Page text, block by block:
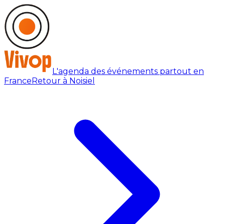
L'agenda des événements partout en
FranceRetour à Noisiel